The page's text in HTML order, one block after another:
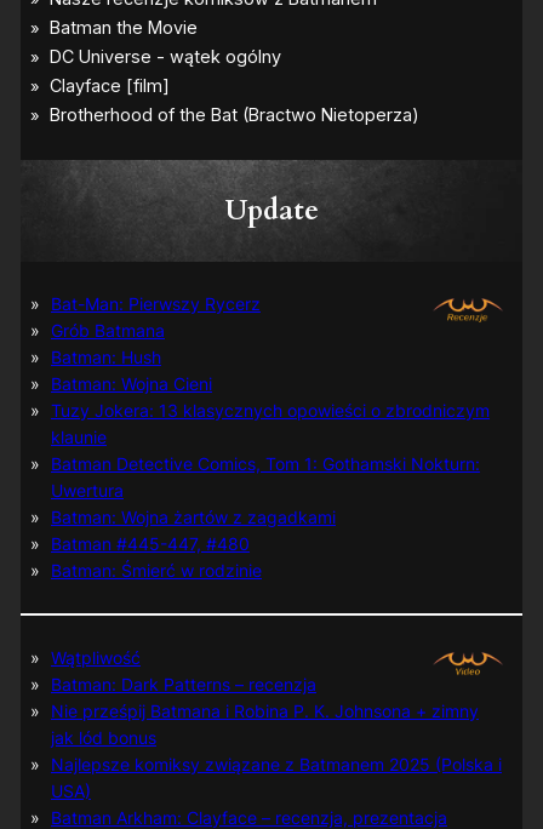
Update
Bat-Man: Pierwszy Rycerz
Grób Batmana
Batman: Hush
Batman: Wojna Cieni
Tuzy Jokera: 13 klasycznych opowieści o zbrodniczym
klaunie
Batman Detective Comics, Tom 1: Gothamski Nokturn:
Uwertura
Batman: Wojna żartów z zagadkami
Batman #445-447, #480
Batman: Śmierć w rodzinie
Wątpliwość
Batman: Dark Patterns – recenzja
Nie prześpij Batmana i Robina P. K. Johnsona + zimny
jak lód bonus
Najlepsze komiksy związane z Batmanem 2025 (Polska i
USA)
Batman Arkham: Clayface – recenzja, prezentacja